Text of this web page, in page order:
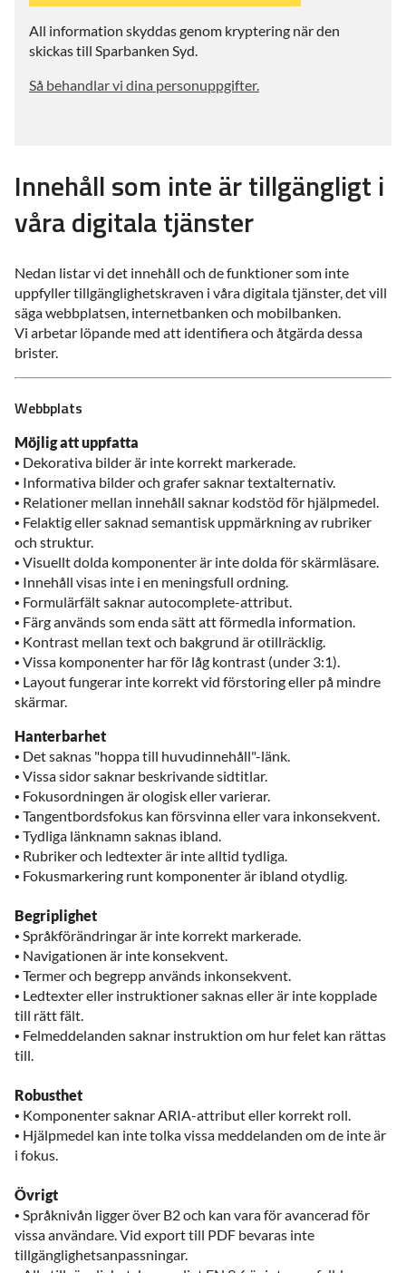
All information skyddas genom kryptering när den
skickas till Sparbanken Syd.
Så behandlar vi dina personuppgifter.
Innehåll som inte är tillgängligt i
våra digitala tjänster
Nedan listar vi det innehåll och de funktioner som inte
uppfyller tillgänglighetskraven i våra digitala tjänster, det vill
säga webbplatsen, internetbanken och mobilbanken.
Vi arbetar löpande med att identifiera och åtgärda dessa
brister.
Webbplats
Möjlig att uppfatta
• Dekorativa bilder är inte korrekt markerade.
• Informativa bilder och grafer saknar textalternativ.
• Relationer mellan innehåll saknar kodstöd för hjälpmedel.
• Felaktig eller saknad semantisk uppmärkning av rubriker
och struktur.
• Visuellt dolda komponenter är inte dolda för skärmläsare.
• Innehåll visas inte i en meningsfull ordning.
• Formulärfält saknar autocomplete-attribut.
• Färg används som enda sätt att förmedla information.
• Kontrast mellan text och bakgrund är otillräcklig.
• Vissa komponenter har för låg kontrast (under 3:1).
• Layout fungerar inte korrekt vid förstoring eller på mindre
skärmar.
Hanterbarhet
• Det saknas "hoppa till huvudinnehåll"-länk.
• Vissa sidor saknar beskrivande sidtitlar.
• Fokusordningen är ologisk eller varierar.
• Tangentbordsfokus kan försvinna eller vara inkonsekvent.
• Tydliga länknamn saknas ibland.
• Rubriker och ledtexter är inte alltid tydliga.
• Fokusmarkering runt komponenter är ibland otydlig.
Begriplighet
• Språkförändringar är inte korrekt markerade.
• Navigationen är inte konsekvent.
• Termer och begrepp används inkonsekvent.
• Ledtexter eller instruktioner saknas eller är inte kopplade
till rätt fält.
• Felmeddelanden saknar instruktion om hur felet kan rättas
till.
Robusthet
• Komponenter saknar ARIA-attribut eller korrekt roll.
• Hjälpmedel kan inte tolka vissa meddelanden om de inte är
i fokus.
Övrigt
• Språknivån ligger över B2 och kan vara för avancerad för
vissa användare. Vid export till PDF bevaras inte
tillgänglighetsanpassningar.